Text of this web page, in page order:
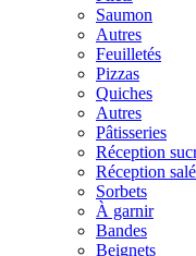
Saumon
Autres
Feuilletés
Pizzas
Quiches
Autres
Pâtisseries
Réception
Réception
Sorbets
À garnir
Bandes
Beignets